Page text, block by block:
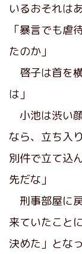
いるおそれは
「暴言でも虐
たのか」
啓子は首を
は」
小池は渋い
なら、立ち入
別件で立て込
先だな」
刑事部屋に
来ていたこと
決めた」とな